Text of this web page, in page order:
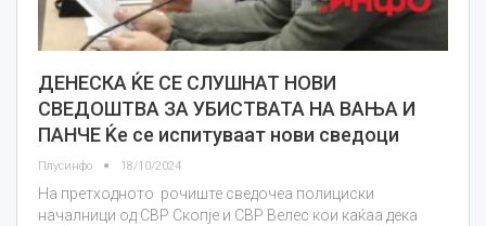
ДЕНЕСКА ЌЕ СЕ СЛУШНАТ НОВИ
СВЕДОШТВА ЗА УБИСТВАТА НА ВАЊА И
ПАНЧЕ Ќе се испитуваат нови сведоци
Плусинфо 18/10/2024
На претходното рочиште сведочеа полициски
началници од СВР Скопје и СВР Велес кои каќаа дека